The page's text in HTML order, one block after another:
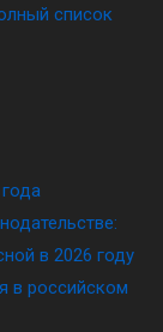
список
в 2026 году
в российском